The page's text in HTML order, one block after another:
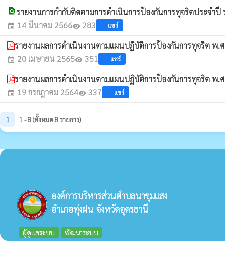
find_in_pageรายงานการกำกับติดตามการดำเนินการป้องกันการทุจริตประจำ
event 14 มีนาคม 2566visibility 283 แชร์
รายงานผลการดำเนินงานตามแผนปฏิบัติการป้องกันการทุจริต พ.
event 20 เมษายน 2565visibility 351 แชร์
รายงานผลการดำเนินงานตามแผนปฏิบัติการป้องกันการทุจริต พ.
event 19 กรกฎาคม 2564visibility 337 แชร์
1 1 - 8 (ทั้งหมด 8 รายการ)
องค์การบริหารส่วนตำบลนาชุมแสง
อำเภอทุ่งฝน จังหวัดอุดรธานี
ผู้ดูแลระบบ พัฒนาระบบ